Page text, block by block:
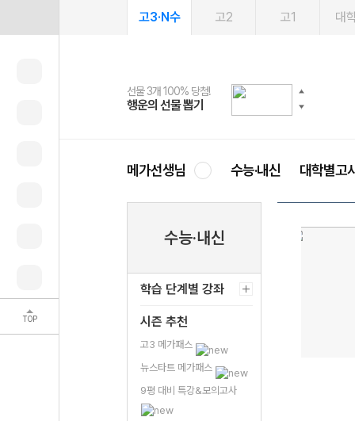
TOP
고3·N수 고2 고1 대
선물 3개 100% 당첨!
행운의 선물 뽑기
선물 100% 증정!
메가스터디 X 올리브
2027 러셀 단과
강사 공개선발
스마트러닝앱
설문 EVENT
메가패스
3일 무료 체험권
메가패스 수강생 무료혜택!
메가클럽 멤버십
사회공헌 캠페인
희망이룸 메가나눔
메가선생님 수능·내신 대학별고
수능·내신
학습 단계별 강좌
시즌 추천
고3 메가패스
뉴스타트 메가패스
9평 대비 특강&모의고사